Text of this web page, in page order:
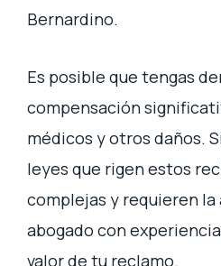
Bernardino.
Es posible que tengas
compensación
médicos y otros daños.
leyes que rigen estos
complejas y requieren
abogado con
valor de tu reclamo.